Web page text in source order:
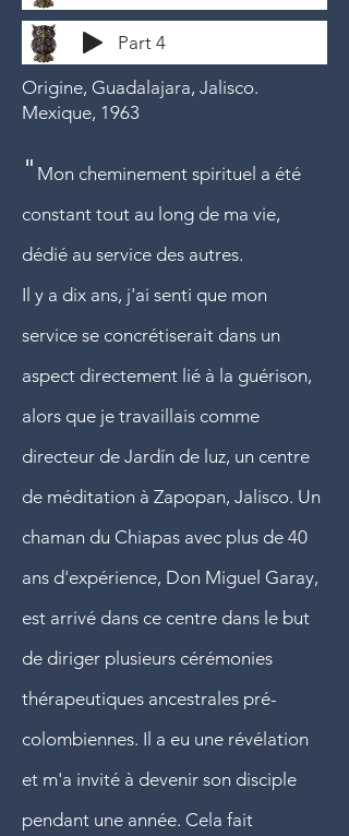
Part 4
Origine, Guadalajara, Jalisco.
Mexique, 1963
" Mon cheminement spirituel a été
constant tout au long de ma vie,
dédié au service des autres.
Il y a dix ans, j'ai senti que mon
service se concrétiserait dans un
aspect directement lié à la guérison,
alors que je travaillais comme
directeur de Jardín de luz, un centre
de méditation à Zapopan, Jalisco. Un
chaman du Chiapas avec plus de 40
ans d'expérience, Don Miguel Garay,
est arrivé dans ce centre dans le but
de diriger plusieurs cérémonies
thérapeutiques ancestrales pré-
colombiennes. Il a eu une révélation
et m'a invité à devenir son disciple
pendant une année. Cela fait